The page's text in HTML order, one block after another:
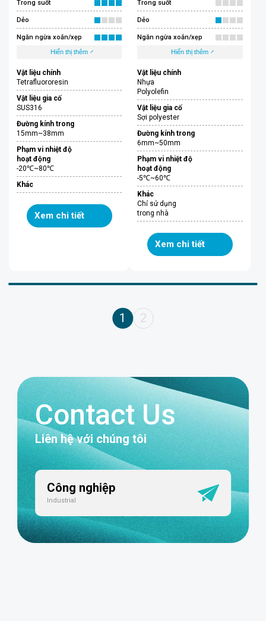
Trong suốt
Dẻo
Ngăn ngừa xoắn/xẹp
Hiển thị thêm
Vật liệu chính
Tetrafluororesin
Vật liệu gia cố
SUS316
Đường kính trong
15mm~38mm
Phạm vi nhiệt độ
hoạt động
-20℃~80℃
Khác
Xem chi tiết
Trong suốt
Dẻo
Ngăn ngừa xoắn/xẹp
Hiển thị thêm
Vật liệu chính
Nhựa
Polyolefin
Vật liệu gia cố
Sợi polyester
Đường kính trong
6mm~50mm
Phạm vi nhiệt độ
hoạt động
-5℃~60℃
Khác
Chỉ sử dụng
trong nhà
Xem chi tiết
1 2
Contact Us
Liên hệ với chúng tôi
Công nghiệp
Industrial